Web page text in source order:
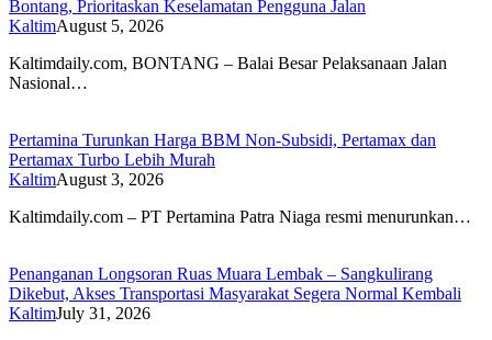
Bontang, Prioritaskan Keselamatan Pengguna Jalan
KaltimAugust 5, 2026
Kaltimdaily.com, BONTANG – Balai Besar Pelaksanaan Jalan
Nasional…
Pertamina Turunkan Harga BBM Non-Subsidi, Pertamax dan
Pertamax Turbo Lebih Murah
KaltimAugust 3, 2026
Kaltimdaily.com – PT Pertamina Patra Niaga resmi menurunkan…
Penanganan Longsoran Ruas Muara Lembak – Sangkulirang
Dikebut, Akses Transportasi Masyarakat Segera Normal Kembali
KaltimJuly 31, 2026